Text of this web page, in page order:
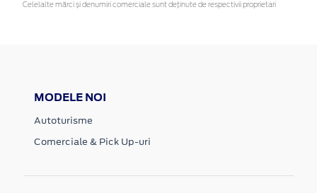
Celelalte mărci și denumiri comerciale sunt deținute de respectivii proprietari
MODELE NOI
Autoturisme
Comerciale & Pick Up-uri